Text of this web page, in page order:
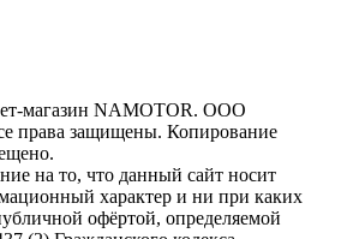
магазин NAMOTOR. ООО
права защищены. Копирование
на то, что данный сайт носит
характер и ни при каких
офёртой, определяемой